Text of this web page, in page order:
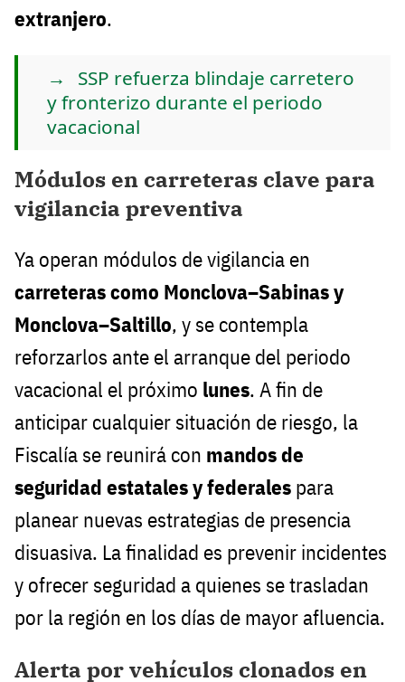
extranjero.
SSP refuerza blindaje carretero
y fronterizo durante el periodo
vacacional
Módulos en carreteras clave para
vigilancia preventiva
Ya operan módulos de vigilancia en
carreteras como Monclova–Sabinas y
Monclova–Saltillo, y se contempla
reforzarlos ante el arranque del periodo
vacacional el próximo lunes. A fin de
anticipar cualquier situación de riesgo, la
Fiscalía se reunirá con mandos de
seguridad estatales y federales para
planear nuevas estrategias de presencia
disuasiva. La finalidad es prevenir incidentes
y ofrecer seguridad a quienes se trasladan
por la región en los días de mayor afluencia.
Alerta por vehículos clonados en